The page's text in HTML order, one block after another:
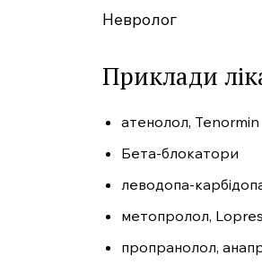
Невролог
Приклади
атенолол, Tenormin
Бета-блокатори
леводопа-
метопролол,
пропранолол,